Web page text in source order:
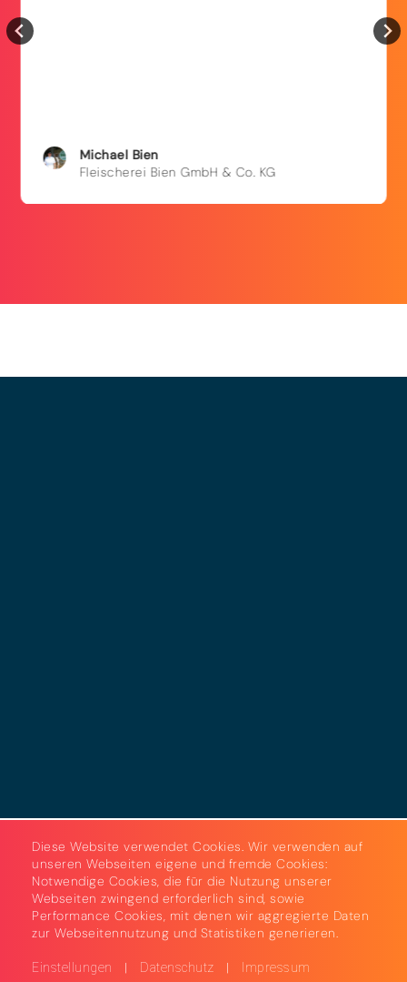
Michael Bien
Fleischerei Bien GmbH & Co. KG
Diese Website verwendet Cookies. Wir verwenden auf
unseren Webseiten eigene und fremde Cookies:
Notwendige Cookies, die für die Nutzung unserer
Webseiten zwingend erforderlich sind, sowie
Performance Cookies, mit denen wir aggregierte Daten
zur Webseitennutzung und Statistiken generieren.
Einstellungen | Datenschutz | Impressum